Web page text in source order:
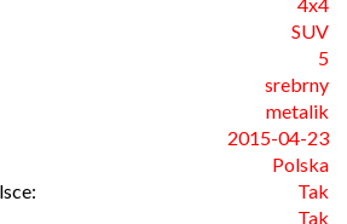
SUV
5
srebrny
metalik
2015-04-23
Polska
Tak
Tak